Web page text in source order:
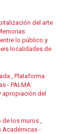
del arte
lo público y
localidades de
, Plataforma
- PALMA:
apropiación del
de los muros ,
Académicas -